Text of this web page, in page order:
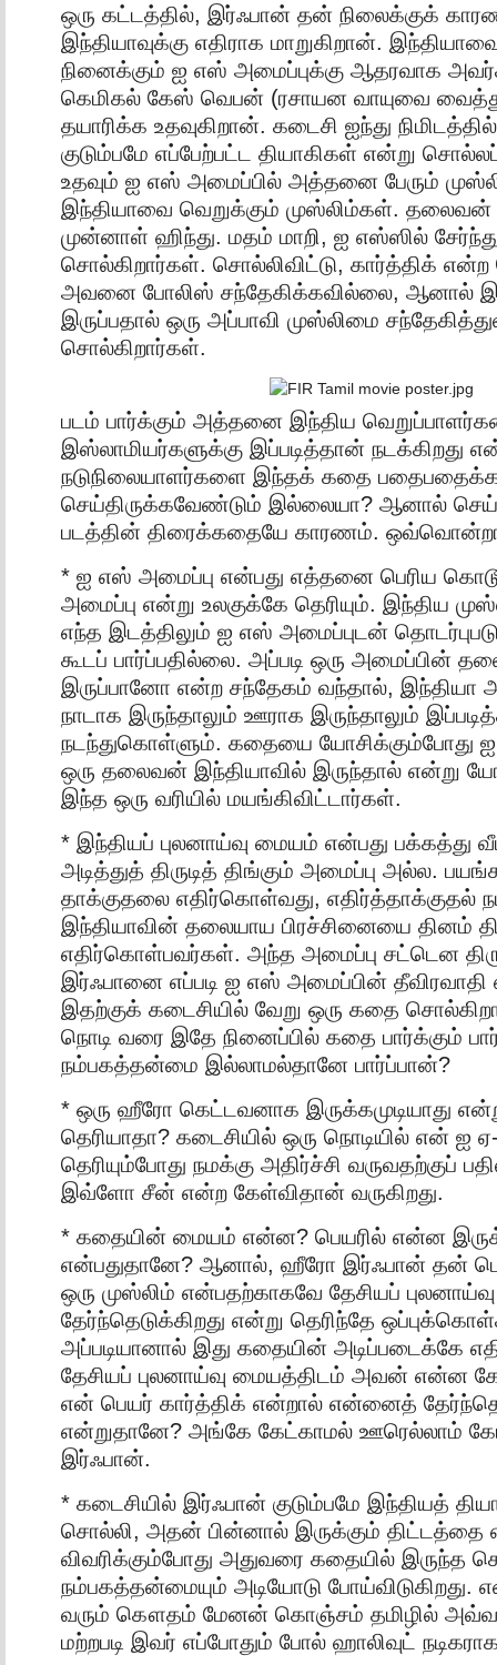
ஒரு கட்டத்தில், இர்ஃபான் தன் நிலைக்குக்
இந்தியாவுக்கு எதிராக மாறுகிறான்.
நினைக்கும் ஐ எஸ் அமைப்புக்கு ஆதரவாக
கெமிகல் கேஸ் வெபன் (ரசாயன வாயுவை
தயாரிக்க உதவுகிறான். கடைசி ஐந்து
குடும்பமே எப்பேற்பட்ட தியாகிகள் என்று
உதவும் ஐ எஸ் அமைப்பில் அத்தனை பேரும்
இந்தியாவை வெறுக்கும் முஸ்லிம்கள். தலைவன்
முன்னாள் ஹிந்து. மதம் மாறி, ஐ எஸ்ஸில்
சொல்கிறார்கள். சொல்லிவிட்டு, கார்த்திக் என்ற
அவனை போலிஸ் சந்தேகிக்கவில்லை, ஆனால்
இருப்பதால் ஒரு அப்பாவி முஸ்லிமை
சொல்கிறார்கள்.
படம் பார்க்கும் அத்தனை இந்திய
இஸ்லாமியர்களுக்கு இப்படித்தான் நடக்கிறது
நடுநிலையாளர்களை இந்தக் கதை
செய்திருக்கவேண்டும் இல்லையா? ஆனால்
படத்தின் திரைக்கதையே காரணம்.
* ஐ எஸ் அமைப்பு என்பது எத்தனை பெரிய
அமைப்பு என்று உலகுக்கே தெரியும். இந்திய
எந்த இடத்திலும் ஐ எஸ் அமைப்புடன்
கூடப் பார்ப்பதில்லை. அப்படி ஒரு அமைப்பின்
இருப்பானோ என்ற சந்தேகம் வந்தால், இந்தியா
நாடாக இருந்தாலும் ஊராக இருந்தாலும்
நடந்துகொள்ளும். கதையை யோசிக்கும்போது
ஒரு தலைவன் இந்தியாவில் இருந்தால் என்று
இந்த ஒரு வரியில் மயங்கிவிட்டார்கள்.
* இந்தியப் புலனாய்வு மையம் என்பது பக்கத்து
அடித்துத் திருடித் திங்கும் அமைப்பு அல்ல.
தாக்குதலை எதிர்கொள்வது, எதிர்த்தாக்குதல்
இந்தியாவின் தலையாய பிரச்சினையை தினம்
எதிர்கொள்பவர்கள். அந்த அமைப்பு சட்டென
இர்ஃபானை எப்படி ஐ எஸ் அமைப்பின் தீவிரவாதி
இதற்குக் கடைசியில் வேறு ஒரு கதை
நொடி வரை இதே நினைப்பில் கதை பார்க்கும்
நம்பகத்தன்மை இல்லாமல்தானே பார்ப்பான்?
* ஒரு ஹீரோ கெட்டவனாக இருக்கமுடியாது
தெரியாதா? கடைசியில் ஒரு நொடியில் என் ஐ
தெரியும்போது நமக்கு அதிர்ச்சி வருவதற்குப்
இவ்ளோ சீன் என்ற கேள்விதான் வருகிறது.
* கதையின் மையம் என்ன? பெயரில் என்ன
என்பதுதானே? ஆனால், ஹீரோ இர்ஃபான் தன்
ஒரு முஸ்லிம் என்பதற்காகவே தேசியப்
தேர்ந்தெடுக்கிறது என்று தெரிந்தே
அப்படியானால் இது கதையின் அடிப்படைக்கே
தேசியப் புலனாய்வு மையத்திடம் அவன் என்ன
என் பெயர் கார்த்திக் என்றால் என்னைத்
என்றுதானே? அங்கே கேட்காமல் ஊரெல்லாம்
இர்ஃபான்.
* கடைசியில் இர்ஃபான் குடும்பமே இந்தியத்
சொல்லி, அதன் பின்னால் இருக்கும் திட்டத்தை
விவரிக்கும்போது அதுவரை கதையில் இருந்த
நம்பகத்தன்மையும் அடியோடு போய்விடுகிறது.
வரும் கௌதம் மேனன் கொஞ்சம் தமிழில்
மற்றபடி இவர் எப்போதும் போல் ஹாலிவுட்